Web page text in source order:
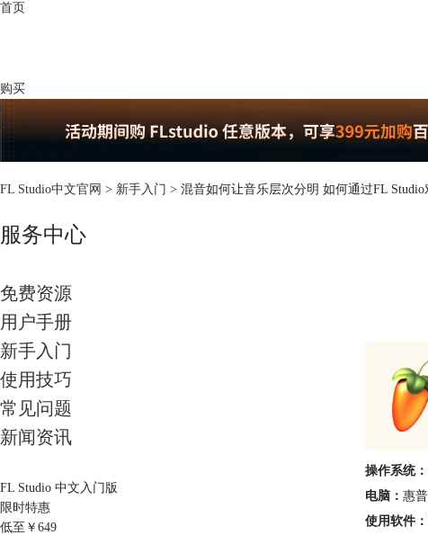
首页
购买
FL Studio中文官网 > 新手入门 > 混音如何让音乐层次分明 如何通过FL
服务中心
免费资源
用户手册
新手入门
使用技巧
常见问题
新闻资讯
FL Studio 中文入门版
限时特惠
低至￥ 649
操作系统：
电脑： 惠
使用软件：